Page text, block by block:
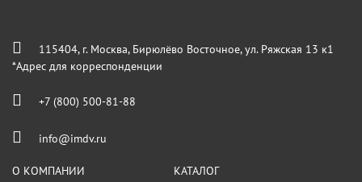
115404, г. Москва, Бирюлёво Восточное, ул. Ряжская 13 к1
*Адрес для корреспонденции
+7 (800) 500-81-88
info@imdv.ru
О КОМПАНИИ КАТАЛОГ